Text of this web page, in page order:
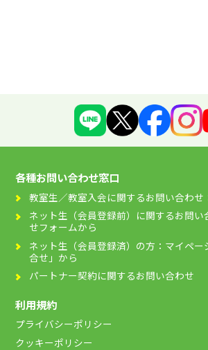
各種お問い合わせ窓口
教室生／教室入会に関するお問い合わせ
ネット生（会員登録前）に関するお問い
せフォームから
ネット生（会員登録済）の方：マイペー
合せ」から
パートナー契約に関するお問い合わせ
利用規約
プライバシーポリシー
クッキーポリシー